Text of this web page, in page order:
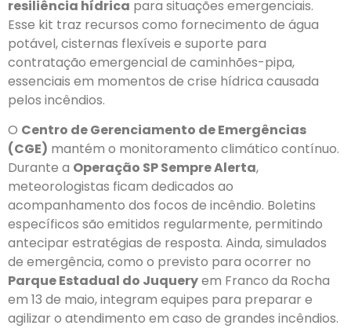
resiliência hídrica para situações emergenciais.
Esse kit traz recursos como fornecimento de água
potável, cisternas flexíveis e suporte para
contratação emergencial de caminhões-pipa,
essenciais em momentos de crise hídrica causada
pelos incêndios.
O Centro de Gerenciamento de Emergências
(CGE) mantém o monitoramento climático contínuo.
Durante a Operação SP Sempre Alerta,
meteorologistas ficam dedicados ao
acompanhamento dos focos de incêndio. Boletins
específicos são emitidos regularmente, permitindo
antecipar estratégias de resposta. Ainda, simulados
de emergência, como o previsto para ocorrer no
Parque Estadual do Juqueryem Franco da Rocha
em 13 de maio, integram equipes para preparar e
agilizar o atendimento em caso de grandes incêndios.